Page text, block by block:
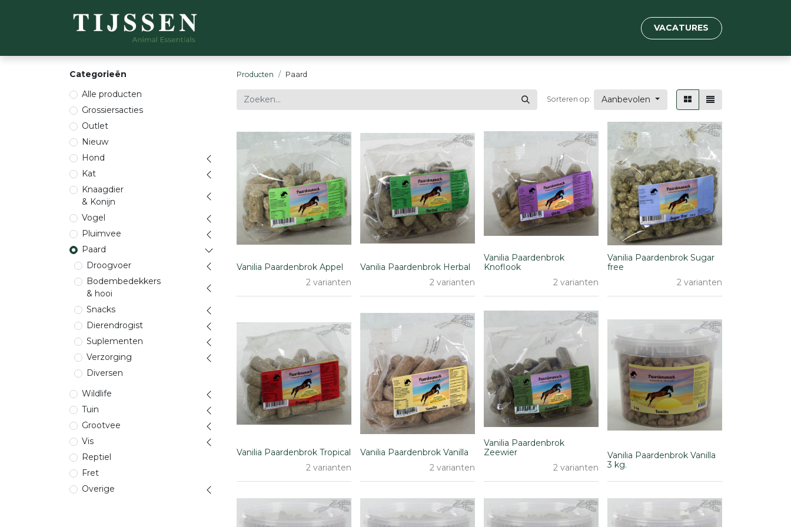
VACATURES
Categorieën
Alle producten
Grossiersacties
Outlet
Nieuw
Hond
Kat
Knaagdier
& Konijn
Vogel
Pluimvee
Paard
Droogvoer
Bodembedekkers
& hooi
Snacks
Dierendrogist
Suplementen
Verzorging
Diversen
Wildlife
Tuin
Grootvee
Vis
Reptiel
Fret
Overige
Producten Paard
Sorteren op: Aanbevolen
Vanilia Paardenbrok Appel
2 varianten
Vanilia Paardenbrok Herbal
2 varianten
Vanilia Paardenbrok
Knoflook
2 varianten
Vanilia Paardenbrok Sugar
free
2 varianten
Vanilia Paardenbrok Tropical
2 varianten
Vanilia Paardenbrok Vanilla
2 varianten
Vanilia Paardenbrok
Zeewier
2 varianten
Vanilia Paardenbrok Vanilla
3 kg.